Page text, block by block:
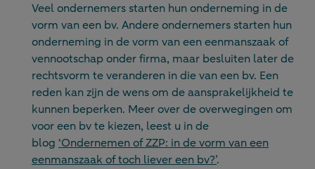
Veel ondernemers starten hun onderneming in de
vorm van een bv. Andere ondernemers starten hun
onderneming in de vorm van een eenmanszaak of
vennootschap onder firma, maar besluiten later de
rechtsvorm te veranderen in die van een bv. Een
reden kan zijn de wens om de aansprakelijkheid te
kunnen beperken. Meer over de overwegingen om
voor een bv te kiezen, leest u in de
blog ‘Ondernemen of ZZP: in de vorm van een
eenmanszaak of toch liever een bv?’.